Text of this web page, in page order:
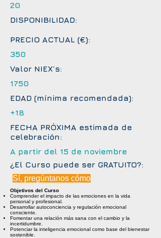
20
DISPONIBILIDAD:
PRECIO ACTUAL (€):
350
Valor NIEX´s:
1750
EDAD (mínima recomendada):
+18
FECHA PRÓXIMA estimada de
celebración:
A partir del 15 de noviembre
¿El Curso puede ser GRATUITO?:
Sí, pregúntanos cómo
Objetivos del Curso
Comprender el impacto de las emociones en la vida
personal y profesional.
Desarrollar autoconciencia y regulación emocional
consciente.
Fomentar una relación más sana con el cambio y la
incertidumbre.
Potenciar la inteligencia emocional como base del bienestar
sostenible.